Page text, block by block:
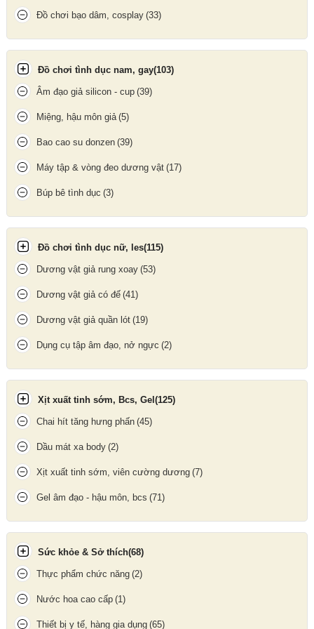
Phần gốc bao có nhánh phụ hình ngón tay cái kích thích ngoài
Phần gốc bao có thêm nhánh phụ hình ngón tay cái kích thích
bên ngoài âm đạo cho nàng sung sướng được cùng lúc 2 nơi.
Đặc biệtbao cao su đôn dên
cao su thường sẽ làm giảm ma sát lên dương vật giúp chàng
quan hệ được lâu hơn.
Hình ảnh rõ nét phần đầu bao đôn dên
Đồ chơi bạo dâm, cosplay (33)
Đồ chơi tình dục nam, gay(103)
Âm đạo giả silicon - cup (39)
Miệng, hậu môn giả (5)
Bao cao su donzen (39)
Máy tập & vòng đeo dương vật (17)
Búp bê tình dục (3)
Đồ chơi tình dục nữ, les(115)
Dương vật giả rung xoay (53)
Dương vật giả có đế (41)
Dương vật giả quần lót (19)
Dụng cụ tập âm đạo, nở ngực (2)
Xịt xuất tinh sớm, Bcs, Gel(125)
Chai hít tăng hưng phấn (45)
Dầu mát xa body (2)
Xịt xuất tinh sớm, viên cường dương (7)
Gel âm đạo - hậu môn, bcs (71)
Sức khỏe & Sở thích(68)
Thực phẩm chức năng (2)
Nước hoa cao cấp (1)
Thiết bị y tế, hàng gia dụng (65)